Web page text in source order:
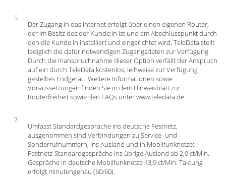
5
Der Zugang in das Internet erfolgt über einen eigenen Router,
der im Besitz des:der Kunde:in ist und am Abschlusspunkt durch
den:die Kunde:in installiert und eingerichtet wird. TeleData stellt
lediglich die dafür notwendigen Zugangsdaten zur Verfügung.
Durch die Inanspruchnahme dieser Option verfällt der Anspruch
auf ein durch TeleData kostenlos, leihweise zur Verfügung
gestelltes Endgerät. Weitere Informationen sowie
Voraussetzungen finden Sie in dem Hinweisblatt zur
Routerfreiheit sowie den FAQs unter www.teledata.de.
7
Umfasst Standardgespräche ins deutsche Festnetz,
ausgenommen sind Verbindungen zu Service- und
Sonderrufnummern, ins Ausland und in Mobilfunknetze;
Festnetz-Standardgespräche ins übrige Ausland ab 2,9 ct/Min.
Gespräche in deutsche Mobilfunknetze 13,9 ct/Min. Taktung
erfolgt minutengenau (60/60).